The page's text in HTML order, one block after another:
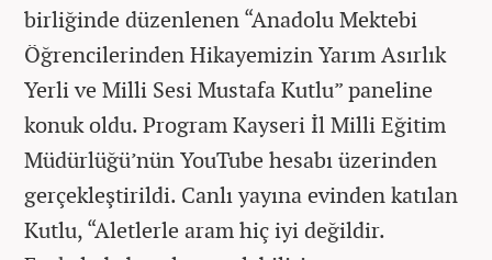
birliğinde düzenlenen “Anadolu Mektebi
Öğrencilerinden Hikayemizin Yarım Asırlık
Yerli ve Milli Sesi Mustafa Kutlu” paneline
konuk oldu. Program Kayseri İl Milli Eğitim
Müdürlüğü’nün YouTube hesabı üzerinden
gerçekleştirildi. Canlı yayına evinden katılan
Kutlu, “Aletlerle aram hiç iyi değildir.